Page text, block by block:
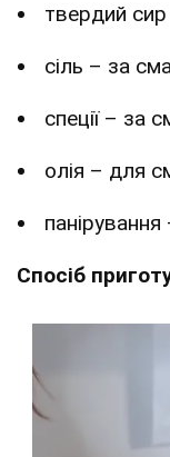
твердий
сіль – за
спеції – за
олія – для
Спосіб